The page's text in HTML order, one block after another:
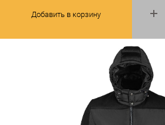
Добавить в корзину